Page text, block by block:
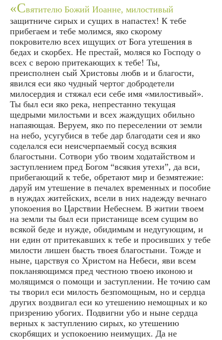
«Святителю Божий Иоанне, милостивый
защитниче сирых и сущих в напастех! К тебе
прибегаем и тебе молимся, яко скорому
покровителю всех ищущих от Бога утешения в
бедах и скорбех. Hе престай, моляся ко Господу о
всех с верою притекающих к тебе! Ты,
преисполнен сый Христовы любв и и благости,
явился еси яко чудный чертог добродетели
милосердия и стяжал еси себе имя «милостивый».
Ты был еси яко река, непрестанно текущая
щедрыми милостьми и всех жаждущих обильно
напаяющая. Веруем, яко по переселении от земли
на небо, усугубися в тебе дар благодати сея и яко
соделался еси неисчерпаемый сосуд всякия
благостыни. Сотвори убо твоим ходатайством и
заступлением пред Богом “всякия утехи”, да вси,
прибегающий к тебе, обретают мир и безмятежие:
даруй им утешение в печалех временных и пособие
в нуждах житейских, всели в них надежду вечнаго
упокоения во Царствии Небеснем. В житии твоем
на земли ты был еси пристанище всем сущим во
всякой беде и нужде, обидимым и недугующим, и
ни един от притекавших к тебе и просивших у тебе
милости лишен бысть твоея благостыни. Тожде и
ныне, царствуя со Христом на Небеси, яви всем
покланяющимся пред честною твоею иконою и
молящимся о помощи и заступлении. Не точию сам
ты творил еси милость безпомощным, но и сердца
других воздвигал еси ко утешению немощных и ко
призрению убогих. Подвигни убо и ныне сердца
верных к заступлению сирых, ко утешению
скорбящих и успокоению неимущих. Да не